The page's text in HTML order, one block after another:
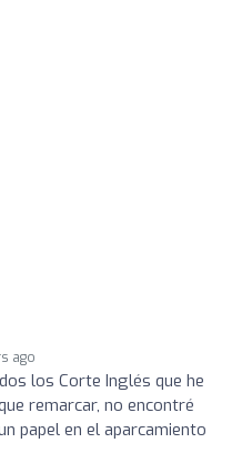
ago
los Corte Inglés que he
remarcar, no encontré
papel en el aparcamiento